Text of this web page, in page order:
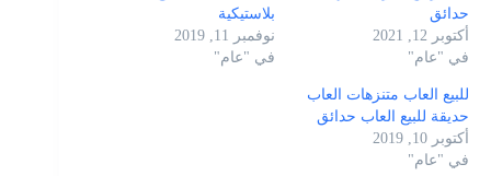
حدائق
أكتوبر 12, 2021
في "عام"
بلاستيكية
نوفمبر 11, 2019
في "عام"
للبيع العاب متنزهات العاب
حديقة للبيع العاب حدائق
أكتوبر 10, 2019
في "عام"